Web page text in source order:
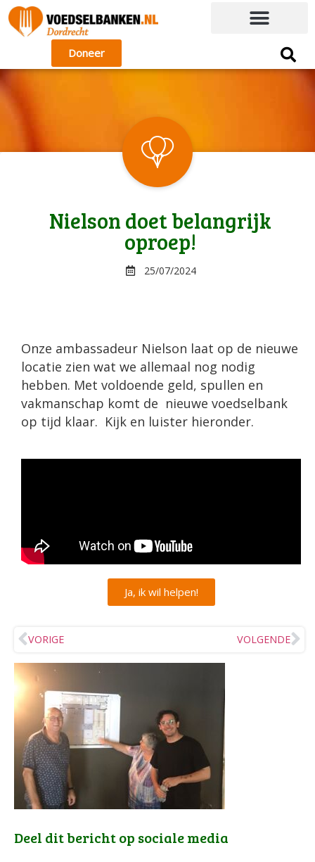
Doneer
Nielson doet belangrijk
oproep!
25/07/2024
Onze ambassadeur Nielson laat op de nieuwe
locatie zien wat we allemaal nog nodig
hebben. Met voldoende geld, spullen en
vakmanschap komt de nieuwe voedselbank
op tijd klaar. Kijk en luister hieronder.
Ja, ik wil helpen!
VORIGE VOLGENDE
Deel dit bericht op sociale media